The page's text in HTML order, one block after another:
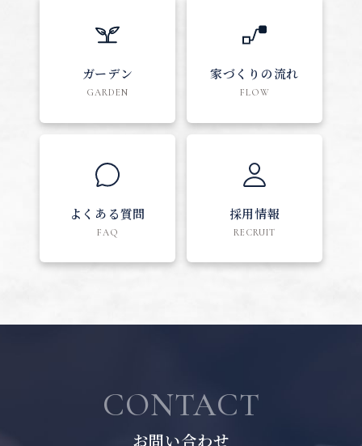
ガーデン
GARDEN
家づくりの流れ
FLOW
よくある質問
FAQ
採用情報
RECRUIT
CONTACT
お問い合わせ